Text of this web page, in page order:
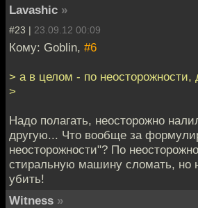
Lavashic »
#23 | 23.09.12 00:09
Кому: Goblin, #6
> а в целом - по неосторожности,
>
Надо полагать, неосторожно
другую... Что вообще за
неосторожности"? По
стиральную машину сломать, но
убить!
Witness »